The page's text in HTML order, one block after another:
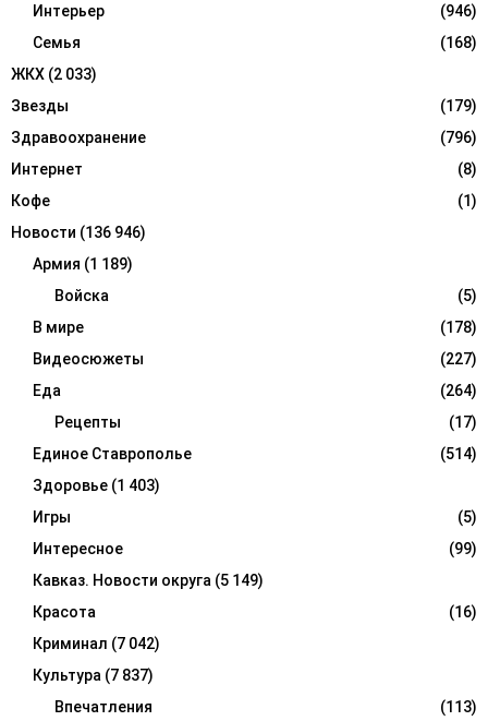
Интерьер
(946)
Семья
(168)
ЖКХ (2 033)
Звезды
(179)
Здравоохранение
(796)
Интернет
(8)
Кофе
(1)
Новости (136 946)
Армия (1 189)
Войска
(5)
В мире
(178)
Видеосюжеты
(227)
Еда
(264)
Рецепты
(17)
Единое Ставрополье
(514)
Здоровье (1 403)
Игры
(5)
Интересное
(99)
Кавказ. Новости округа (5 149)
Красота
(16)
Криминал (7 042)
Культура (7 837)
Впечатления
(113)